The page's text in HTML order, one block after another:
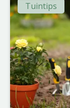
Tuintips